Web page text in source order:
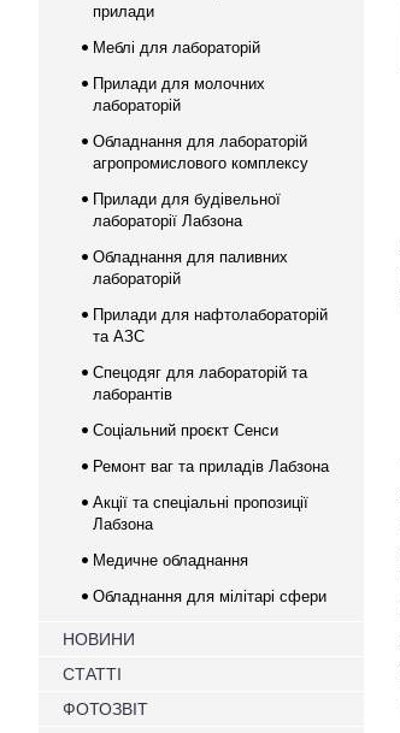
прилади
Меблі для лабораторій
Прилади для молочних
лабораторій
Обладнання для лабораторій
агропромислового комплексу
Прилади для будівельної
лабораторії Лабзона
Обладнання для паливних
лабораторій
Прилади для нафтолабораторій
та АЗС
Спецодяг для лабораторій та
лаборантів
Соціальний проєкт Сенси
Ремонт ваг та приладів Лабзона
Акції та спеціальні пропозиції
Лабзона
Медичне обладнання
Обладнання для мілітарі сфери
НОВИНИ
СТАТТІ
ФОТОЗВІТ